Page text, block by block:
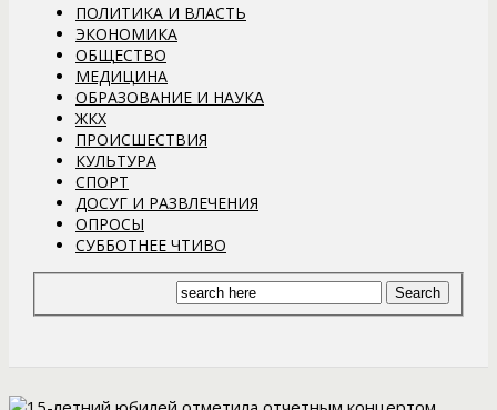
ПОЛИТИКА И ВЛАСТЬ
ЭКОНОМИКА
ОБЩЕСТВО
МЕДИЦИНА
ОБРАЗОВАНИЕ И НАУКА
ЖКХ
ПРОИСШЕСТВИЯ
КУЛЬТУРА
СПОРТ
ДОСУГ И РАЗВЛЕЧЕНИЯ
ОПРОСЫ
СУББОТНЕЕ ЧТИВО